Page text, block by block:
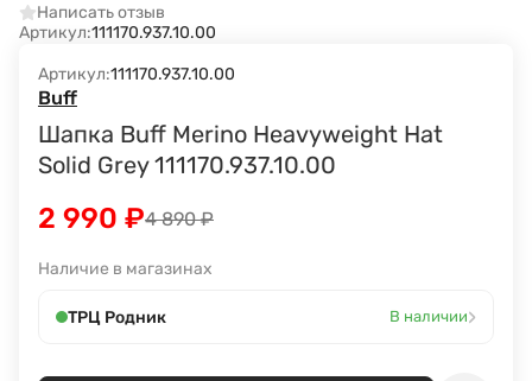
Написать отзыв
Артикул:111170.937.10.00
Артикул:111170.937.10.00
Buff
Шапка Buff Merino Heavyweight Hat
Solid Grey 111170.937.10.00
4 890₽
2 990 ₽
Наличие в магазинах
ТРЦ Родник В наличии›